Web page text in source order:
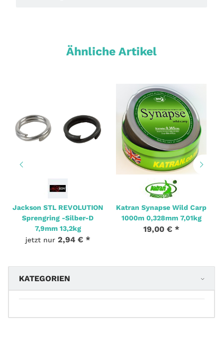
Ähnliche Artikel
Jackson STL REVOLUTION
Sprengring -Silber-D
7,9mm 13,2kg
jetzt nur 2,94 € *
Katran Synapse Wild Carp
1000m 0,328mm 7,01kg
19,00 € *
KATEGORIEN